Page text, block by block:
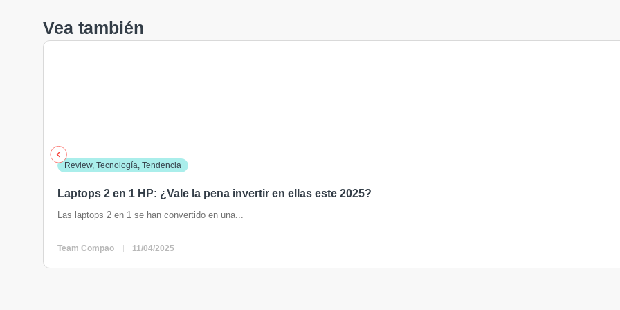
Vea también
Review, Tecnología, Tendencia
Laptops 2 en 1 HP: ¿Vale la pena invertir en ellas este 2025?
Las laptops 2 en 1 se han convertido en una...
Team Compao 11/04/2025